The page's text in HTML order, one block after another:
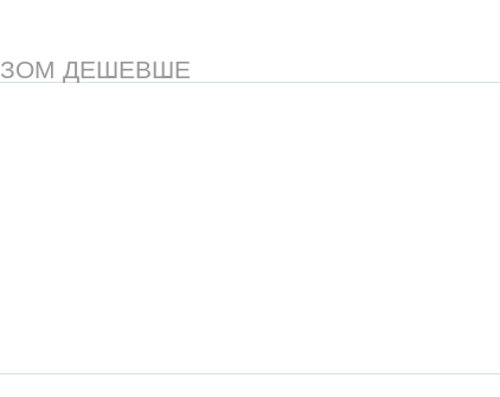
ДЕШЕВШЕ